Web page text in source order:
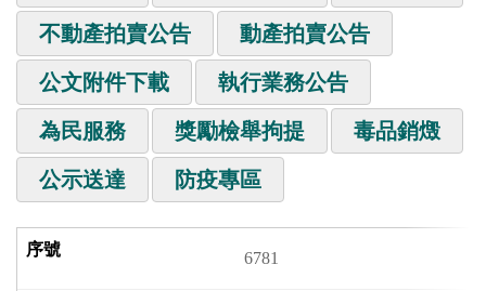
不動產拍賣公告 動產拍賣公告
公文附件下載 執行業務公告
為民服務 獎勵檢舉拘提 毒品銷燬
公示送達 防疫專區
6781